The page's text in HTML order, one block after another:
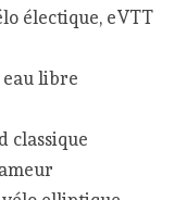
électique, eVTT
libre
classique